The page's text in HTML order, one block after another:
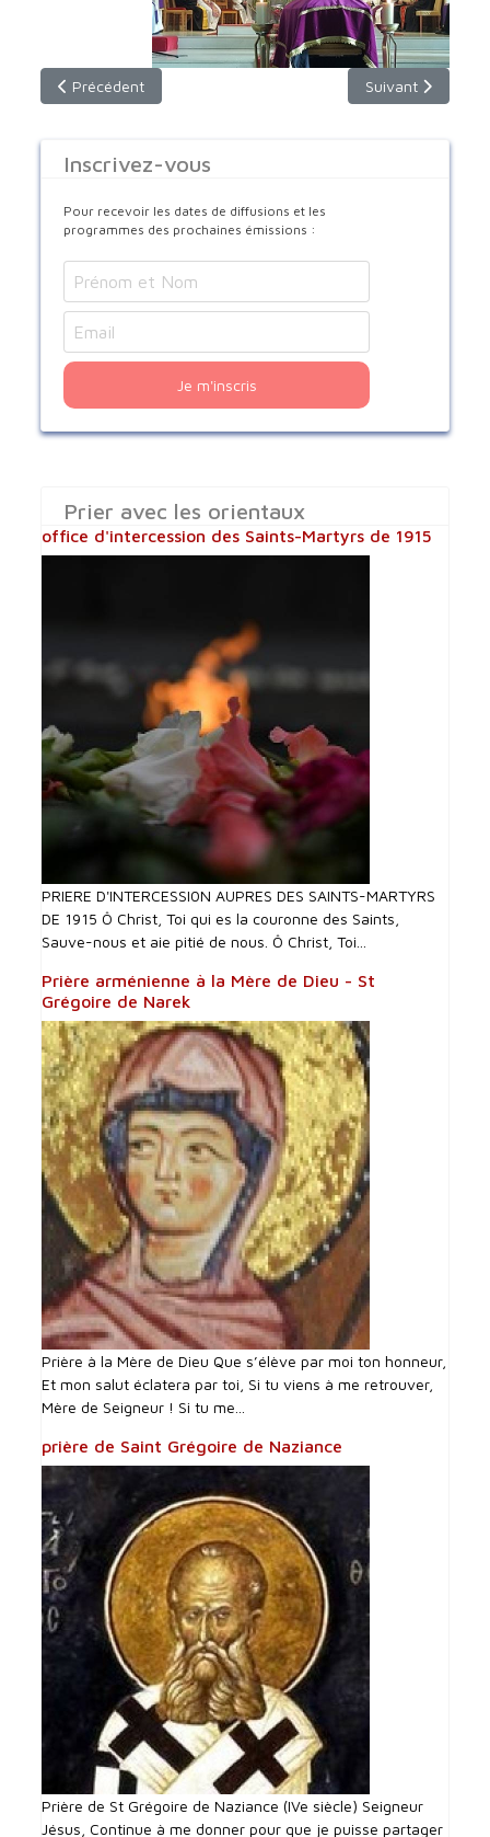
Article précédent : S.B. Louis Sako, nouveau Patriarche de
Précédent Article suivant :
Suivant
Inscrivez-vous
Pour recevoir les dates de diffusions et les
programmes des prochaines émissions :
Je m'inscris
Prier avec les orientaux
office d'intercession des Saints-Martyrs de 1915
PRIERE D'INTERCESSI0N AUPRES DES SAINTS-MARTYRS
DE 1915 Ô Christ, Toi qui es la couronne des Saints,
Sauve-nous et aie pitié de nous. Ô Christ, Toi...
Prière arménienne à la Mère de Dieu - St
Grégoire de Narek
Prière à la Mère de Dieu Que s’élève par moi ton honneur,
Et mon salut éclatera par toi, Si tu viens à me retrouver,
Mère de Seigneur ! Si tu me...
prière de Saint Grégoire de Naziance
Prière de St Grégoire de Naziance (IVe siècle) Seigneur
Jésus, Continue à me donner pour que je puisse partager